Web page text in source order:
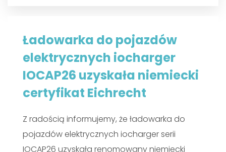
Ładowarka do pojazdów
elektrycznych iocharger
IOCAP26 uzyskała niemiecki
certyfikat Eichrecht
Z radością informujemy, że ładowarka do
pojazdów elektrycznych iocharger serii
IOCAP26 uzyskała renomowany niemiecki